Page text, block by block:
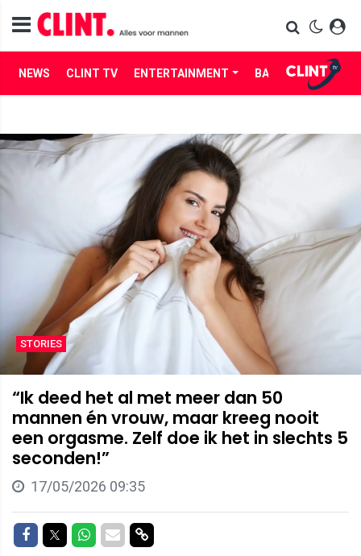
NEWS CLINT TV ENTERTAINMENT BABES LIFE
STORIES
“Ik deed het al met meer dan 50
mannen én vrouw, maar kreeg nooit
een orgasme. Zelf doe ik het in slechts 5
seconden!”
17/05/2026 09:35
Delen op Facebook
Delen op Twitter
Delen op Whatsapp
Delen via Mail
Delen via link